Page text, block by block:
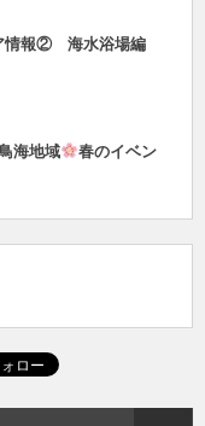
情報② 海水浴場編
海地域
春のイベン